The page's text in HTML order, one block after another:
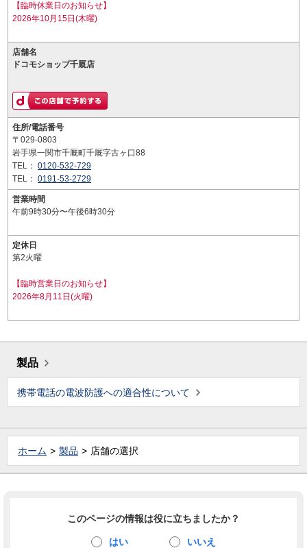
【臨時休業日のお知らせ】
2026年10月15日(木曜)
店舗名
ドコモショップ千厩店
住所/電話番号
〒029-0803
岩手県一関市千厩町千厩字古ヶ口88
TEL： 0120-532-729
TEL： 0191-53-2729
営業時間
午前9時30分〜午後6時30分
定休日
第2火曜
【臨時営業日のお知らせ】
2026年8月11日(火曜)
製品
携帯電話の電波防護への適合性について
ホーム 製品 店舗の選択
このページの情報は役に立ちましたか？
はい いいえ